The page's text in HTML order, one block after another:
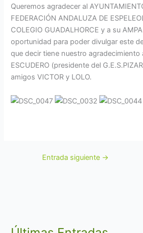
Queremos agradecer al
FEDERACIÓN ANDALUZA DE
COLEGIO GUADALHORCE y a su
oportunidad para poder divulgar este
que decir tiene nuestro agradecimiento
ESCUDERO (presidente del
amigos VICTOR y LOLO.
Entrada siguiente →